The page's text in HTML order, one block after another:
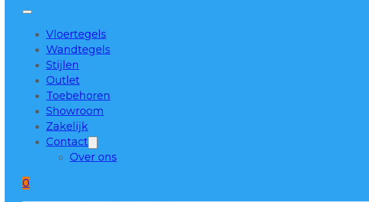
Vloertegels
Wandtegels
Stijlen
Outlet
Toebehoren
Showroom
Zakelijk
Contact
Over ons
0